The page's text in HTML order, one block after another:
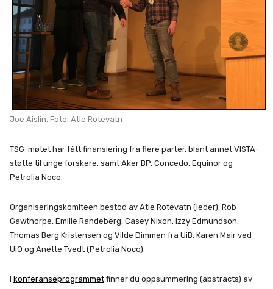
Joe Aislin. Foto: Atle Rotevatn
TSG-møtet har fått finansiering fra flere parter, blant annet VISTA-
støtte til unge forskere, samt Aker BP, Concedo, Equinor og
Petrolia Noco.
Organiseringskomiteen bestod av Atle Rotevatn (leder), Rob
Gawthorpe, Emilie Randeberg, Casey Nixon, Izzy Edmundson,
Thomas Berg Kristensen og Vilde Dimmen fra UiB, Karen Mair ved
UiO og Anette Tvedt (Petrolia Noco).
I konferanseprogrammet finner du oppsummering (abstracts) av